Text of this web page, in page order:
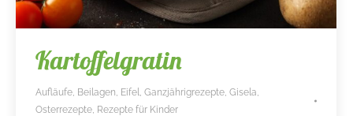
Kartoffelgratin
Aufläufe, Beilagen, Eifel, Ganzjährigrezepte, Gisela,
Osterrezepte, Rezepte für Kinder